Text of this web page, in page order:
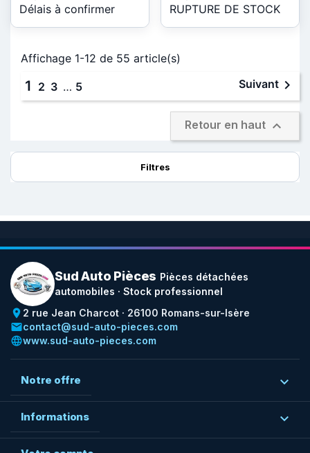
Délais à confirmer RUPTURE DE STOCK
Affichage 1-12 de 55 article(s)
1 2 3 … 5 Suivant 
Retour en haut 
Filtres
Sud Auto Pièces Pièces détachées
automobiles · Stock professionnel
place 2 rue Jean Charcot · 26100 Romans-sur-Isère
emailcontact@sud-auto-pieces.com
languagewww.sud-auto-pieces.com
Notre offre 
Informations 